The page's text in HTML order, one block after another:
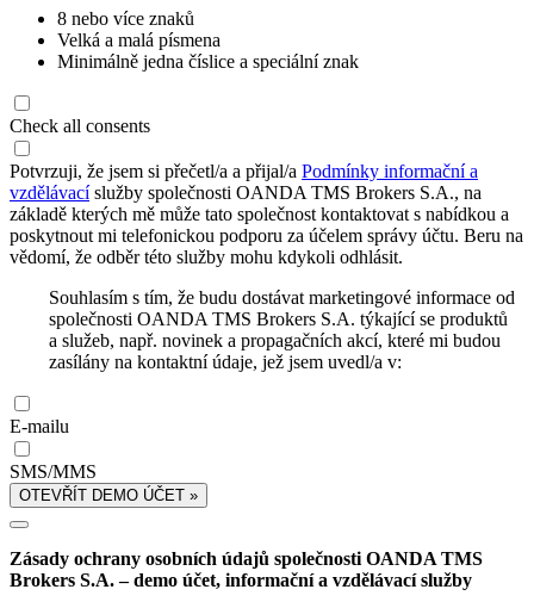
8 nebo více znaků
Velká a malá písmena
Minimálně jedna číslice a speciální znak
Check all consents
Potvrzuji, že jsem si přečetl/a a přijal/a Podmínky informační a
vzdělávacíslužby společnosti OANDA TMS Brokers S.A., na
základě kterých mě může tato společnost kontaktovat s nabídkou a
poskytnout mi telefonickou podporu za účelem správy účtu. Beru na
vědomí, že odběr této služby mohu kdykoli odhlásit.
Souhlasím s tím, že budu dostávat marketingové informace od
společnosti OANDA TMS Brokers S.A. týkající se produktů
a služeb, např. novinek a propagačních akcí, které mi budou
zasílány na kontaktní údaje, jež jsem uvedl/a v:
E-mailu
SMS/MMS
OTEVŘÍT DEMO ÚČET »
Zásady ochrany osobních údajů společnosti OANDA TMS
Brokers S.A. – demo účet, informační a vzdělávací služby